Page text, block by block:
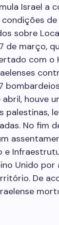
Israel a
de
sobre
de março,
com o
houve
No fim
e
Unido
De